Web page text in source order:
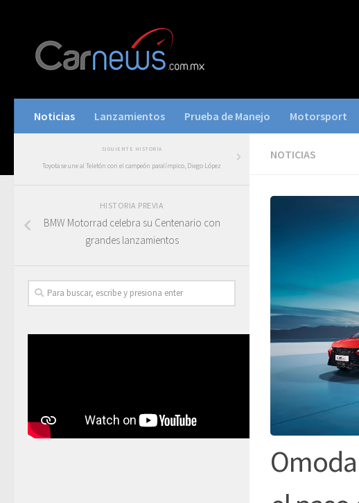
Noticias Lanzamientos Prueba de Manejo Motorsport
NOTICIAS
SIGUIENTE HISTORIA
Toyota se une al Teletón con el campeón paralímpico, Diego López
HISTORIA PREVIA
BMW Motorrad celebra su Centenario con
grandes lanzamientos